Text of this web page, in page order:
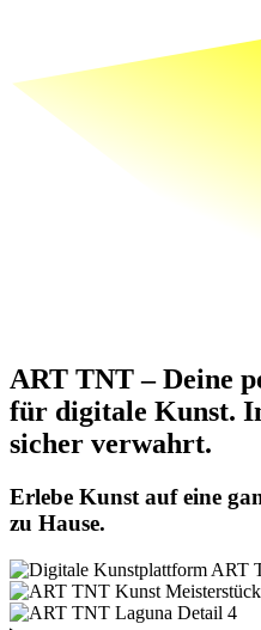
ART TNT – Deine
für digitale Kunst.
sicher verwahrt.
Erlebe Kunst auf eine
zu Hause.